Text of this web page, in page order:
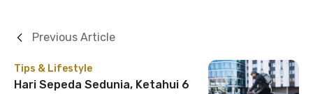
Tips & Lifestyle
Hari Sepeda Sedunia, Ketahui 6
Previous Article